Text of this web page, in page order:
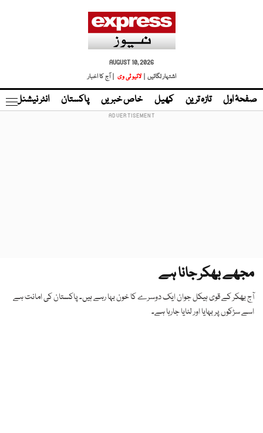
AUGUST 10, 2026
اشتہار لگائیں |
لائیو ٹی وی | آج کا اخبار
صفحۂ اول تازہ ترین کھیل خاص خبریں پاکستان انٹر نیشنل
مجھے بھکر جانا ہے
آج بھکر کے قوی ہیکل جوان ایک دوسرے کا خون بہا رہے ہیں۔ پاکستان کی امانت ہے
اسے سڑکوں پر بہایا اور لٹایا جارہا ہے۔